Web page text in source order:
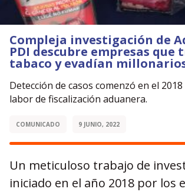
Compleja investigación de
PDI descubre empresas que
tabaco y evadían
Detección de casos comenzó en el
labor de fiscalización aduanera.
COMUNICADO 9 JUNIO, 2022
Un meticuloso trabajo de
iniciado en el año 2018 por los